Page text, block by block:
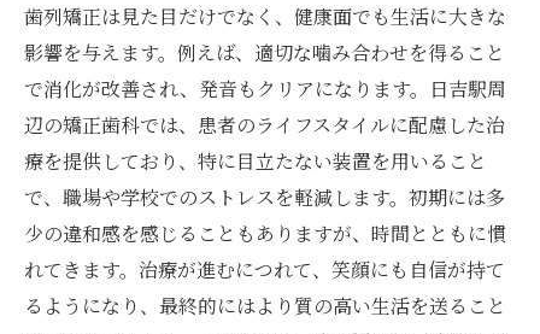
歯列矯正は見た目だけでなく、健康面でも生活に大きな
影響を与えます。例えば、適切な噛み合わせを得ること
で消化が改善され、発音もクリアになります。日吉駅周
辺の矯正歯科では、患者のライフスタイルに配慮した治
療を提供しており、特に目立たない装置を用いること
で、職場や学校でのストレスを軽減します。初期には多
少の違和感を感じることもありますが、時間とともに慣
れてきます。治療が進むにつれて、笑顔にも自信が持て
るようになり、最終的にはより質の高い生活を送ること